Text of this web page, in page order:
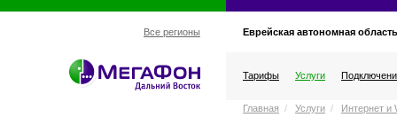
Все регионы Еврейская автономная область
Тарифы Услуги
Главная / Услуги / Интернет и